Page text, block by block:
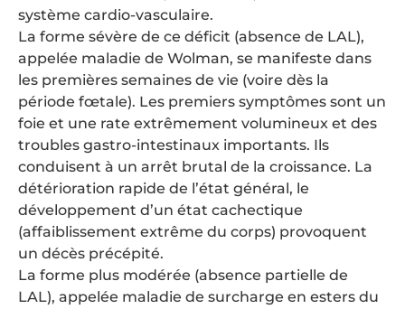
système cardio-vasculaire.
La forme sévère de ce déficit (absence de LAL),
appelée maladie de Wolman, se manifeste dans
les premières semaines de vie (voire dès la
période fœtale). Les premiers symptômes sont un
foie et une rate extrêmement volumineux et des
troubles gastro-intestinaux importants. Ils
conduisent à un arrêt brutal de la croissance. La
détérioration rapide de l’état général, le
développement d’un état cachectique
(affaiblissement extrême du corps) provoquent
un décès précépité.
La forme plus modérée (absence partielle de
LAL), appelée maladie de surcharge en esters du